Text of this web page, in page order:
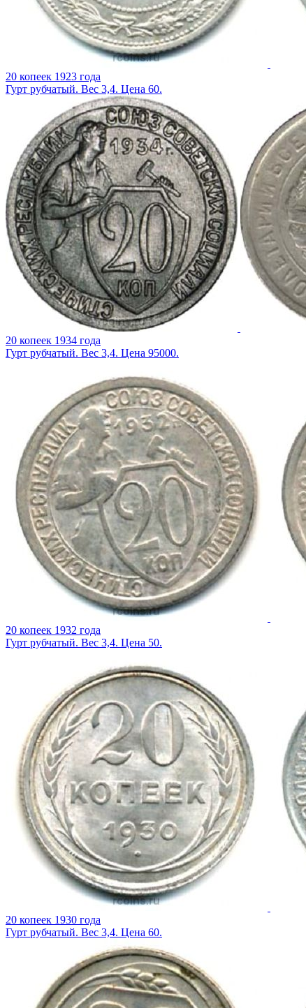
20 копеек 1923 года
Гурт рубчатый. Вес 3,4. Цена 60.
20 копеек 1934 года
Гурт рубчатый. Вес 3,4. Цена 95000.
20 копеек 1932 года
Гурт рубчатый. Вес 3,4. Цена 50.
20 копеек 1930 года
Гурт рубчатый. Вес 3,4. Цена 60.